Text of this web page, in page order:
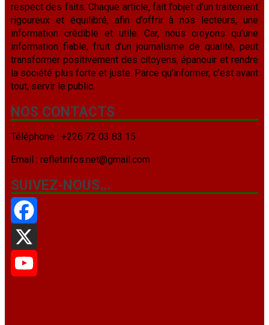
respect des faits. Chaque article, fait l’objet d’un traitement
rigoureux et équilibré, afin d’offrir à nos lecteurs, une
information crédible et utile. Car, nous croyons qu’une
information fiable, fruit d’un journalisme de qualité, peut
transformer positivement des citoyens, épanouir et rendre
la société plus forte et juste. Parce qu’informer, c’est avant
tout, servir le public.
NOS CONTACTS
Téléphone : +226 72 03 83 15
Email : refletinfos.net@gmail.com
SUIVEZ-NOUS…
Facebook
X